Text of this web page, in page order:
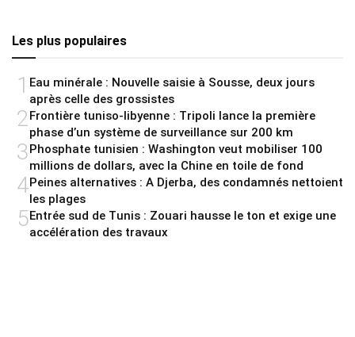
Les plus populaires
1 Eau minérale : Nouvelle saisie à Sousse, deux jours
après celle des grossistes
2 Frontière tuniso-libyenne : Tripoli lance la première
phase d’un système de surveillance sur 200 km
3 Phosphate tunisien : Washington veut mobiliser 100
millions de dollars, avec la Chine en toile de fond
4Peines alternatives : A Djerba, des condamnés nettoient
les plages
5Entrée sud de Tunis : Zouari hausse le ton et exige une
accélération des travaux